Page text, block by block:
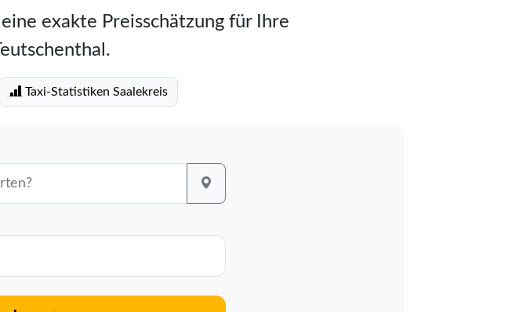
exakte Preisschätzung für Ihre
Taxi-Statistiken Saalekreis